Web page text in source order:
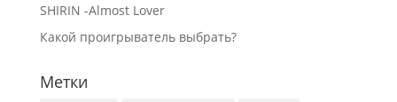
SHIRIN -Almost Lover
Какой проигрыватель выбрать?
Метки